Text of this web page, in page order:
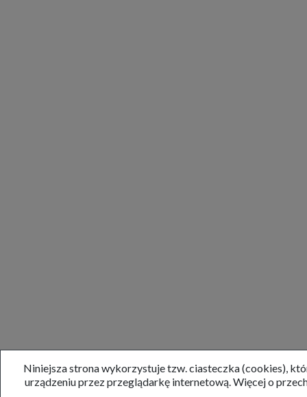
Niniejsza strona wykorzystuje tzw. ciasteczka (cookies),
urządzeniu przez przeglądarkę internetową. Więcej o